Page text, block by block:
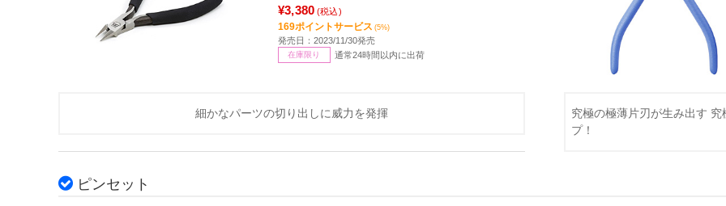
¥3,380 (税込)
169ポイントサービス (5%)
発売日：2023/11/30発売
在庫限り 通常24時間以内に出荷
細かなパーツの切り出しに威力を発揮
究極の極薄片刃が生み出す
プ！
ピンセット